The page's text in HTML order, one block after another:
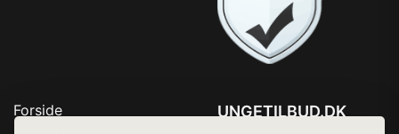
Forside
UNGETILBUD.DK